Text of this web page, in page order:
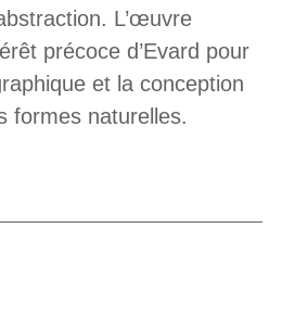
L’œuvre
précoce d’Evard pour
et la conception
formes naturelles.